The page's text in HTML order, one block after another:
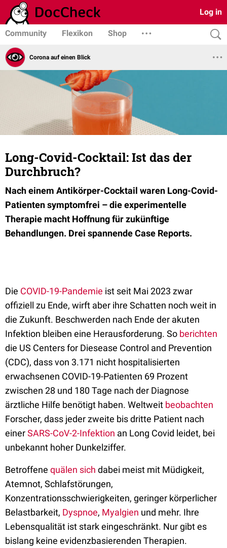
Log in
Community Flexikon Shop
Corona auf einen Blick
Long-Covid-Cocktail: Ist das der
Durchbruch?
Nach einem Antikörper-Cocktail waren Long-Covid-
Patienten symptomfrei – die experimentelle
Therapie macht Hoffnung für zukünftige
Behandlungen. Drei spannende Case Reports.
Die COVID-19-Pandemie ist seit Mai 2023 zwar
offiziell zu Ende, wirft aber ihre Schatten noch weit in
die Zukunft. Beschwerden nach Ende der akuten
Infektion bleiben eine Herausforderung. So berichten
die US Centers for Diesease Control and Prevention
(CDC), dass von 3.171 nicht hospitalisierten
erwachsenen COVID-19-Patienten 69 Prozent
zwischen 28 und 180 Tage nach der Diagnose
ärztliche Hilfe benötigt haben. Weltweit beobachten
Forscher, dass jeder zweite bis dritte Patient nach
einerSARS-CoV-2-Infektion an Long Covid leidet, bei
unbekannt hoher Dunkelziffer.
Betroffene quälen sich dabei meist mit Müdigkeit,
Atemnot, Schlafstörungen,
Konzentrationsschwierigkeiten, geringer körperlicher
Belastbarkeit, Dyspnoe, Myalgien und mehr. Ihre
Lebensqualität ist stark eingeschränkt. Nur gibt es
bislang keine evidenzbasierenden Therapien.